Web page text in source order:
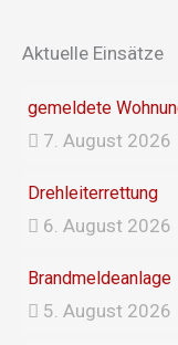
Aktuelle Einsätze
gemeldete
7. August 2026
Drehleiterrettung
6. August 2026
Brandmeldeanlage
5. August 2026